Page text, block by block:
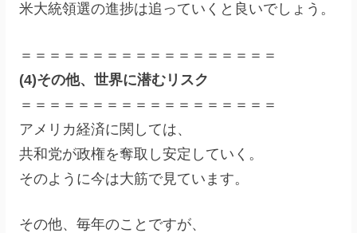
米大統領選の進捗は追っていくと良いでしょう。
＝＝＝＝＝＝＝＝＝＝＝＝＝＝＝＝＝＝
(4)その他、世界に潜むリスク
＝＝＝＝＝＝＝＝＝＝＝＝＝＝＝＝＝＝
アメリカ経済に関しては、
共和党が政権を奪取し安定していく。
そのように今は大筋で見ています。
その他、毎年のことですが、